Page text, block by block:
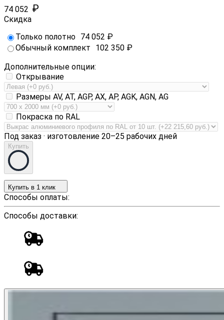
74 052 ₽
Скидка
Только полотно 74 052 ₽
Обычный комплект
102 350 ₽
Дополнительные опции:
Открывание
Размеры AV, AT, AGP, AX, AP, AGK, AGN, AG
Покраска по RAL
Под заказ · изготовление 20–25 рабочих дней
Купить
Купить в 1 клик
Способы оплаты:
Способы доставки: